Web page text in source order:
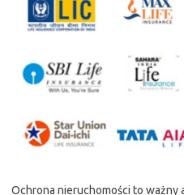
Ochrona nieruchomości to ważny